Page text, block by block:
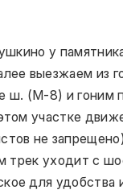
у
выезжаем из
ш. (М-8) и гоним
участке
не
трек уходит с
для удобства